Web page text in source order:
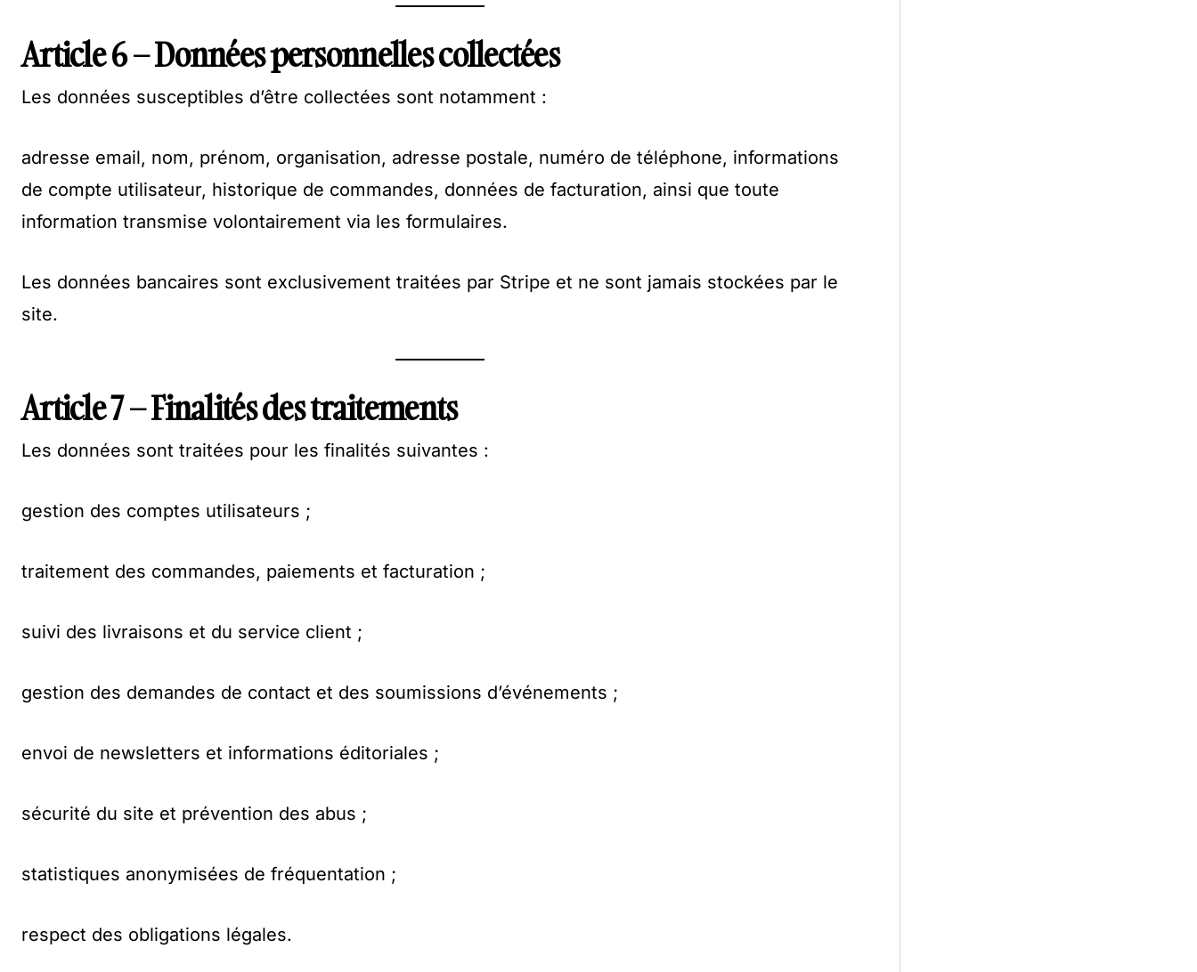
Article 6 – Données personnelles collectées
Les données susceptibles d’être collectées sont notamment :
adresse email, nom, prénom, organisation, adresse postale, numéro de téléphone, informations
de compte utilisateur, historique de commandes, données de facturation, ainsi que toute
information transmise volontairement via les formulaires.
Les données bancaires sont exclusivement traitées par Stripe et ne sont jamais stockées par le
site.
Article 7 – Finalités des traitements
Les données sont traitées pour les finalités suivantes :
gestion des comptes utilisateurs ;
traitement des commandes, paiements et facturation ;
suivi des livraisons et du service client ;
gestion des demandes de contact et des soumissions d’événements ;
envoi de newsletters et informations éditoriales ;
sécurité du site et prévention des abus ;
statistiques anonymisées de fréquentation ;
respect des obligations légales.